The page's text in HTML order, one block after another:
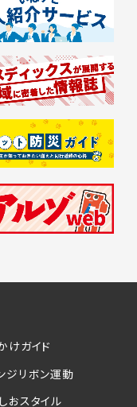
けガイド
ジリボン運動
おスタイル